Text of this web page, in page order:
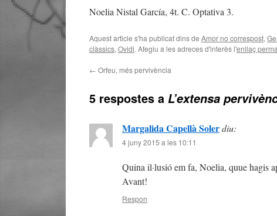
Noelia Nistal García, 4t. C. Optativa 3.
Aquest article s'ha publicat dins de Amor no correspost,
clàssics, Ovidi. Afegiu a les adreces d'interès l'enllaç
← Orfeu, més pervivència
5 respostes a L’extensa
Margalida Capellà Solerdiu:
4 juny 2015 a les 10:11
Quina il·lusió em fa, Noelia, quue hagis
Avant!
Respon